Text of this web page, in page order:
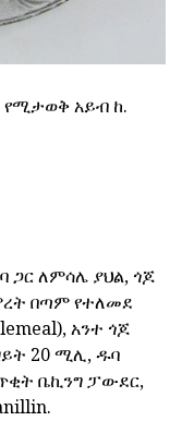
አይብ ከ.
ለምሳሌ ያህል, ጎጆ
በጣም የተለመደ
አንተ ጎጆ
20 ሚሊ, ዱባ
ጥቂት ቤኪንግ ፓውደር,